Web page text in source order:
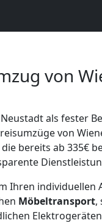
von
als fester
von
bereits ab 335€
Ihren individuellen
Möbeltransport,